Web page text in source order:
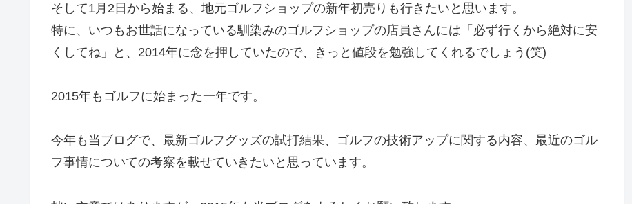
そして1月2日から始まる、地元ゴルフショップの新年初売りも行きたいと思います。
特に、いつもお世話になっている馴染みのゴルフショップの店員さんには「必ず行くから絶対に安
くしてね」と、2014年に念を押していたので、きっと値段を勉強してくれるでしょう(笑)
2015年もゴルフに始まった一年です。
今年も当ブログで、最新ゴルフグッズの試打結果、ゴルフの技術アップに関する内容、最近のゴル
フ事情についての考察を載せていきたいと思っています。